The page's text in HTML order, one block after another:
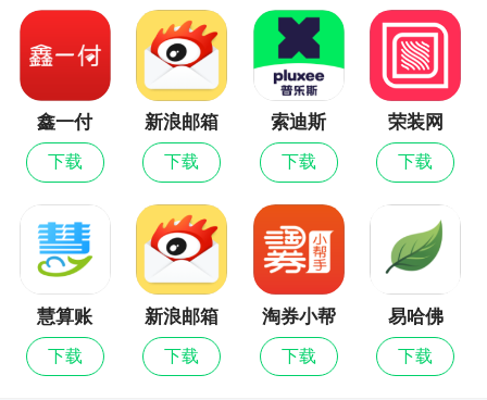
超酷的音乐、支持qq微信朋友圈分享~网络找歌
更容易，喜欢收藏云同步音乐操作简单，音乐达人
与你一起你分享超火热的铃声、彩铃(炫铃)。
软件特色
1、个性、潮流、酷炫、3D的豹来电，等你来体
验!
2、大家可以自己制定视频铃声，自定义的视频
可以更加个性哦
3、可以分享到朋友圈等其他的平台，全部的特
效可以直接分享给自己的好友
鑫一付
下载
新浪邮箱
下载
索迪斯
下载
荣装网
下载
慧算账
下载
新浪邮箱
最新版
下载
淘券小帮
手
下载
易哈佛
下载